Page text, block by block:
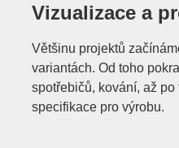
Vizualizace a
Většinu projektů
variantách. Od toho
spotřebičů, kování, až
specifikace pro výrobu.